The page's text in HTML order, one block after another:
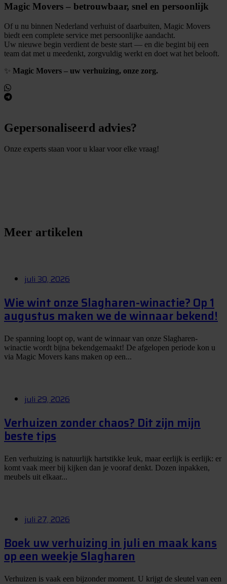
Magic Movers – betrouwbaar, snel en persoonlijk
Of u nu binnen Nederland verhuist of daarbuiten, Magic Movers
biedt een complete service met persoonlijke aandacht.
Uw nieuwe begin verdient de beste start — en die begint bij een
team dat met u meedenkt, zorgvuldig werkt en doet wat het belooft.
✨ Magic Movers – uw verhuizing, onze zorg.
Gepersonaliseerd advies?
Onze experts staan voor u klaar voor elke vraag!
Meer artikelen
juli 30, 2026
Wie wint onze Slagharen-winactie? Op 1
augustus maken we de winnaar bekend!
De spanning loopt op, want de winnaar van onze Slagharen-
winactie wordt bijna bekendgemaakt! De afgelopen periode kon u
via Magic Movers kans maken op een...
juli 29, 2026
Verhuizen zonder chaos? Dit zijn mijn
beste tips
Een verhuizing is natuurlijk hartstikke leuk, maar eerlijk is eerlijk: er
komt vaak meer bij kijken dan je vooraf denkt. Dozen inpakken,
meubels uit elkaar...
juli 27, 2026
Boek uw verhuizing in juli en maak kans
op een weekje Slagharen
Verhuizen is vaak een bijzonder moment. U krijgt de sleutel van een